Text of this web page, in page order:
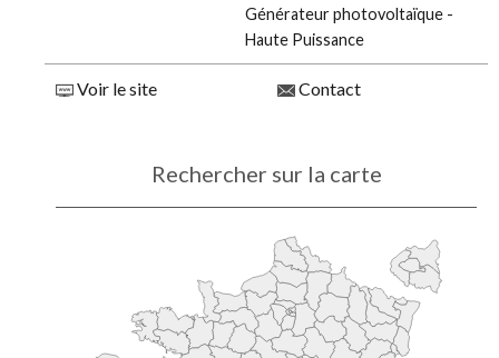
Générateur photovoltaïque -
Haute Puissance
Voir le site Contact
Rechercher sur la carte